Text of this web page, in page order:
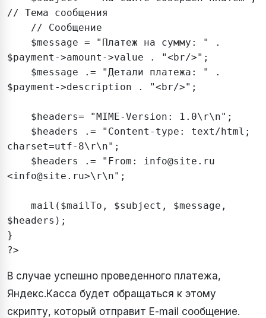
// Тема сообщения
$payment->amount->value . "<br/>";
$payment->description . "<br/>";
charset=utf-8\r\n";
<info@site.ru>\r\n";
$headers);
}
?>
В случае успешно проведенного платежа,
Яндекс.Касса будет обращаться к этому
скрипту, который отправит E-mail сообщение.